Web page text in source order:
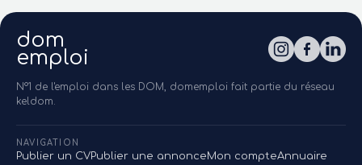
dom
emploi
N°1 de l'emploi dans les DOM, domemploi fait partie du réseau
keldom.
NAVIGATION
Publier un CVPublier une annonceMon compteAnnuaire